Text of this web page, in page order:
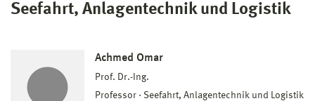
Seefahrt, Anlagentechnik und Logistik
Achmed Omar
Prof. Dr.-Ing.
Professor
Seefahrt, Anlagentechnik und Logistik